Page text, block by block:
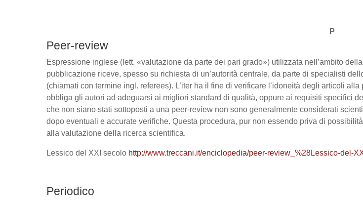
P
Peer-review
Espressione inglese (lett. «valutazione da parte dei pari grado») utilizzata nell’ambito
pubblicazione riceve, spesso su richiesta di un’autorità centrale, da parte di specialisti
(chiamati con termine ingl. referees). L’iter ha il fine di verificare l’idoneità degli articoli
obbliga gli autori ad adeguarsi ai migliori standard di qualità, oppure ai requisiti specifici
che non siano stati sottoposti a una peer-review non sono generalmente considerati
dopo eventuali e accurate verifiche. Questa procedura, pur non essendo priva di
alla valutazione della ricerca scientifica.
Lessico del XXI secolo http://www.treccani.it/enciclopedia/peer-review_%28Lessico-del-
Periodico